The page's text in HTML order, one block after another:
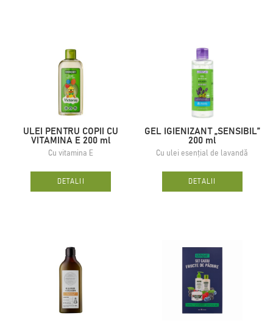
ULEI PENTRU COPII CU
VITAMINA E 200 ml
Cu vitamina E
DETALII
GEL IGIENIZANT „SENSIBIL”
200 ml
Cu ulei esențial de lavandă
DETALII